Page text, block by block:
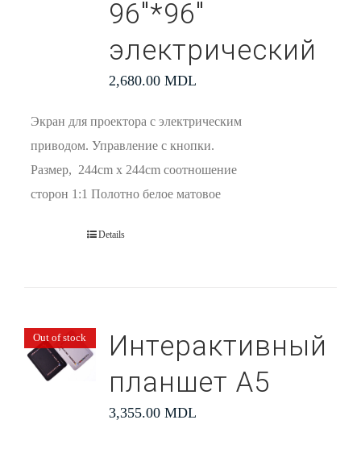
96″*96″
электрический
2,680.00 MDL
Экран для проектора с электрическим
приводом. Управление с кнопки.
Размер, 244cm x 244cm соотношение
сторон 1:1 Полотно белое матовое
Details
Out of stock
Интерактивный
планшет А5
3,355.00 MDL